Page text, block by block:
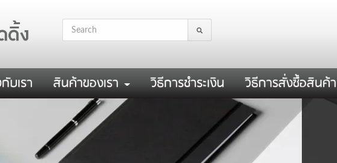
บเรา สินค้าของเรา วิธีการชำระเงิน วิธีการสั่งซื้อสินค้า